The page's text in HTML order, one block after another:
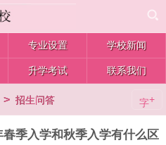
专业设置 学校新闻
升学考试 联系我们
> 招生问答 字+
季入学和秋季入学有什么区